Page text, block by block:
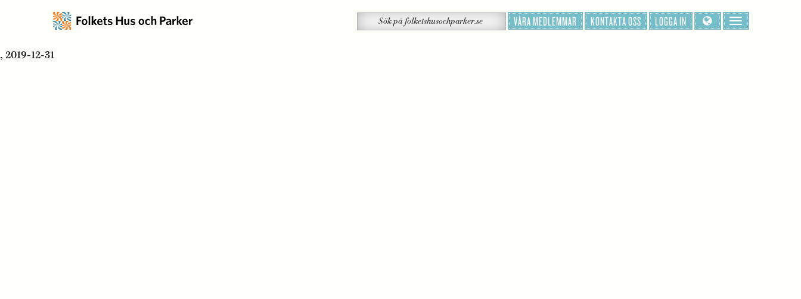
på
Sök VÅRA MEDLEMMAR KONTAKTA OSS LOGGA IN
, 2019-12-31